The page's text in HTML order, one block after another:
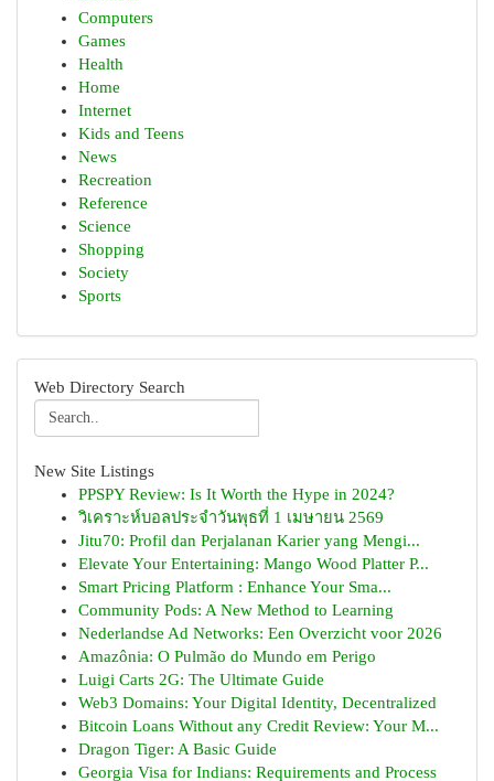
Computers
Games
Health
Home
Internet
Kids and Teens
News
Recreation
Reference
Science
Shopping
Society
Sports
Web Directory Search
New Site Listings
PPSPY Review: Is It Worth the Hype in 2024?
วิเคราะห์บอลประจำวันพุธที่ 1 เมษายน 2569
Jitu70: Profil dan Perjalanan Karier yang Mengi...
Elevate Your Entertaining: Mango Wood Platter P...
Smart Pricing Platform : Enhance Your Sma...
Community Pods: A New Method to Learning
Nederlandse Ad Networks: Een Overzicht voor 2026
Amazônia: O Pulmão do Mundo em Perigo
Luigi Carts 2G: The Ultimate Guide
Web3 Domains: Your Digital Identity, Decentralized
Bitcoin Loans Without any Credit Review: Your M...
Dragon Tiger: A Basic Guide
Georgia Visa for Indians: Requirements and Process